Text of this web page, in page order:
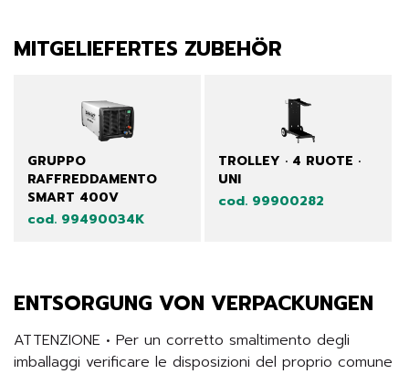
MITGELIEFERTES ZUBEHÖR
GRUPPO
RAFFREDDAMENTO
SMART 400V
cod. 99490034K
TROLLEY · 4 RUOTE ·
UNI
cod. 99900282
ENTSORGUNG VON VERPACKUNGEN
ATTENZIONE • Per un corretto smaltimento degli
imballaggi verificare le disposizioni del proprio comune